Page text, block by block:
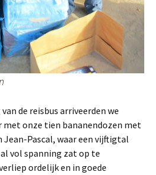
de reisbus arriveerden we
met onze tien bananendozen met
Jean-Pascal, waar een vijftigtal
vol spanning zat op te
ordelijk en in goede